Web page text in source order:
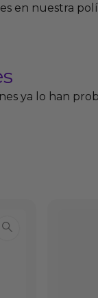
en nuestra
ya lo han